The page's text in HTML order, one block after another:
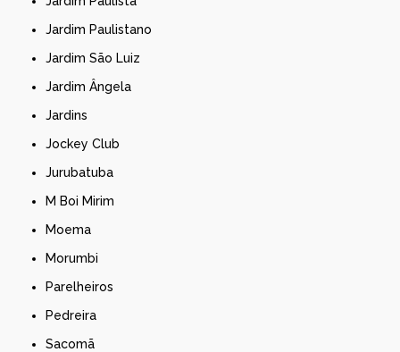
Jardim Paulistano
Jardim São Luiz
Jardim Ângela
Jardins
Jockey Club
Jurubatuba
M Boi Mirim
Moema
Morumbi
Parelheiros
Pedreira
Sacomã